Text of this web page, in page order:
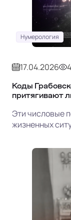
Нумерология
17.04.2026
Коды
притягивают
Эти числовые
жизненных